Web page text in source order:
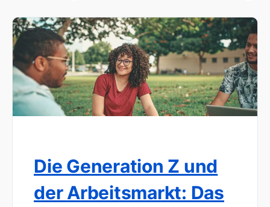
Die Generation Z und
der Arbeitsmarkt: Das